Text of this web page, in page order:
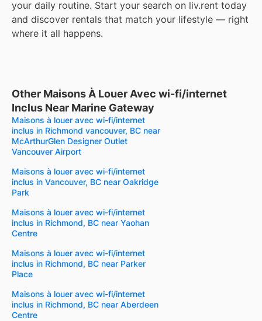
your daily routine. Start your search on liv.rent today
and discover rentals that match your lifestyle — right
where it all happens.
Other Maisons À Louer Avec wi-fi/internet
Inclus Near Marine Gateway
Maisons à louer avec wi-fi/internet
inclus in Richmond vancouver, BC near
McArthurGlen Designer Outlet
Vancouver Airport
Maisons à louer avec wi-fi/internet
inclus in Vancouver, BC near Oakridge
Park
Maisons à louer avec wi-fi/internet
inclus in Richmond, BC near Yaohan
Centre
Maisons à louer avec wi-fi/internet
inclus in Richmond, BC near Parker
Place
Maisons à louer avec wi-fi/internet
inclus in Richmond, BC near Aberdeen
Centre